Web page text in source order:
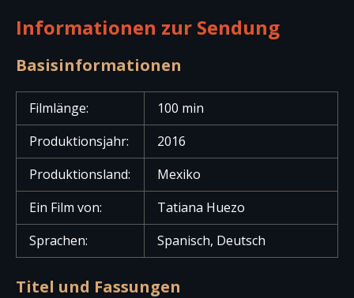
Informationen zur Sendung
Basisinformationen
Filmlänge:
100 min
Produktionsjahr:
2016
Produktionsland:
Mexiko
Ein Film von:
Tatiana Huezo
Sprachen:
Spanisch, Deutsch
Titel und Fassungen